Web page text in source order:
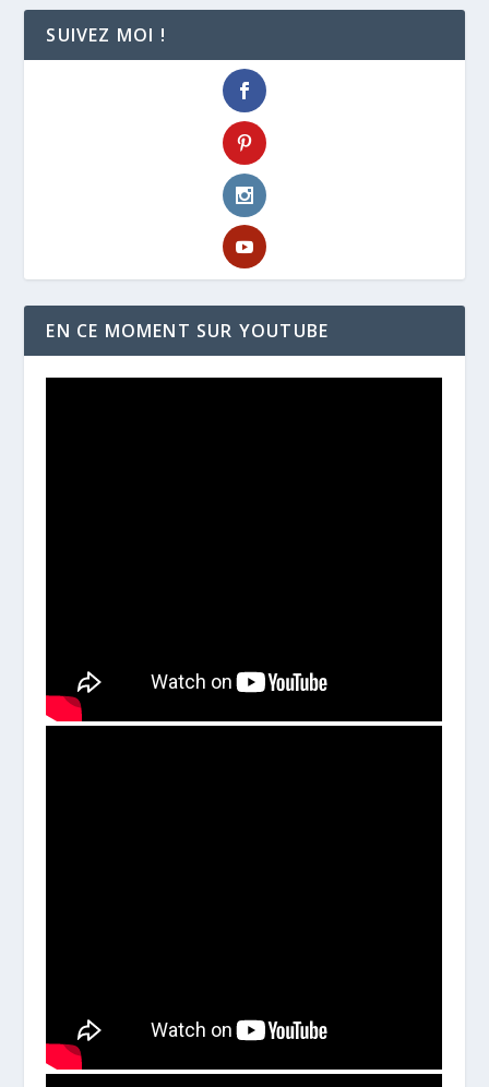
SUIVEZ MOI !
EN CE MOMENT SUR YOUTUBE